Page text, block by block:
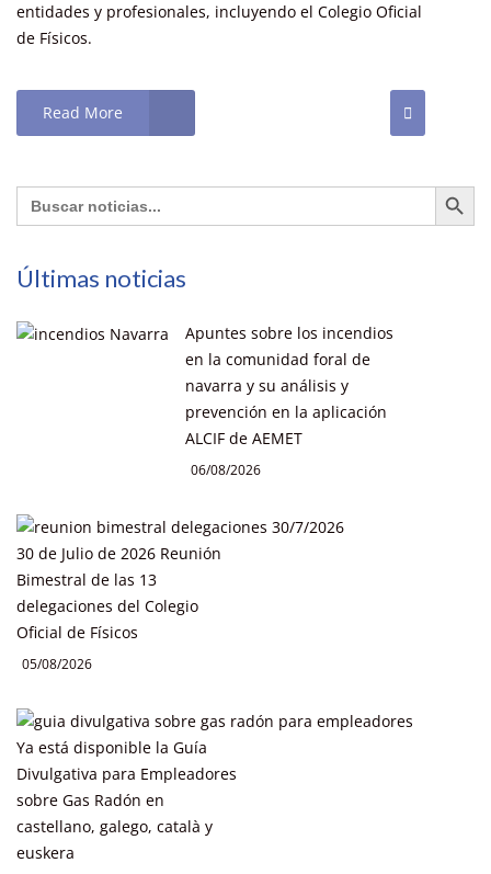
entidades y profesionales, incluyendo el Colegio Oficial
de Físicos.
Read More
Buscar: Botón de
Últimas noticias
Apuntes sobre los incendios
en la comunidad foral de
navarra y su análisis y
prevención en la aplicación
ALCIF de AEMET
06/08/2026
30 de Julio de 2026 Reunión
Bimestral de las 13
delegaciones del Colegio
Oficial de Físicos
05/08/2026
Ya está disponible la Guía
Divulgativa para Empleadores
sobre Gas Radón en
castellano, galego, català y
euskera